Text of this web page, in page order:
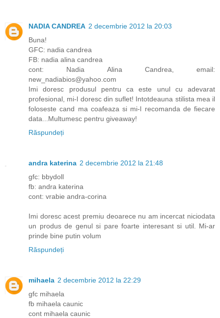
NADIA CANDREA 2 decembrie 2012 la 20:03
Buna!
GFC: nadia candrea
FB: nadia alina candrea
cont: Nadia Alina Candrea, email:
new_nadiabios@yahoo.com
Imi doresc produsul pentru ca este unul cu adevarat
profesional, mi-l doresc din suflet! Intotdeauna stilista mea il
foloseste cand ma coafeaza si mi-l recomanda de fiecare
data...Multumesc pentru giveaway!
Răspundeți
andra katerina 2 decembrie 2012 la 21:48
gfc: bbydoll
fb: andra katerina
cont: vrabie andra-corina
Imi doresc acest premiu deoarece nu am incercat niciodata
un produs de genul si pare foarte interesant si util. Mi-ar
prinde bine putin volum
Răspundeți
mihaela 2 decembrie 2012 la 22:29
gfc mihaela
fb mihaela caunic
cont mihaela caunic